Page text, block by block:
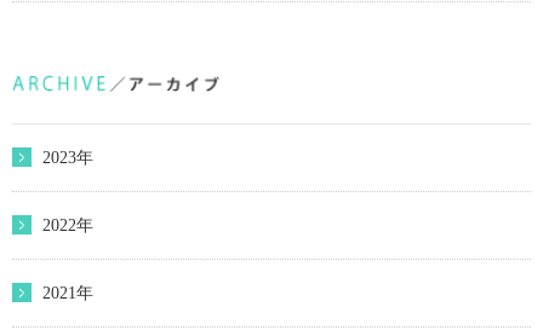
2023年
2022年
2021年